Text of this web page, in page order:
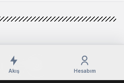
Akış Hesabım